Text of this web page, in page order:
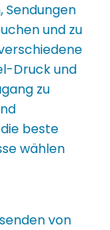
Sendungen
und zu
Druck und
zu
beste
wählen
von